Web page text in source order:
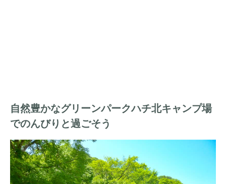
自然豊かなグリーンパークハチ北キャンプ場
でのんびりと過ごそう